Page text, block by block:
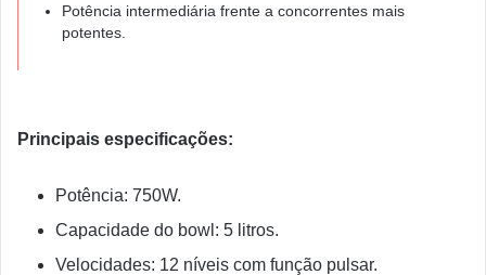
Potência intermediária frente a concorrentes mais
potentes.
Principais especificações:
Potência: 750W.
Capacidade do bowl: 5 litros.
Velocidades: 12 níveis com função pulsar.